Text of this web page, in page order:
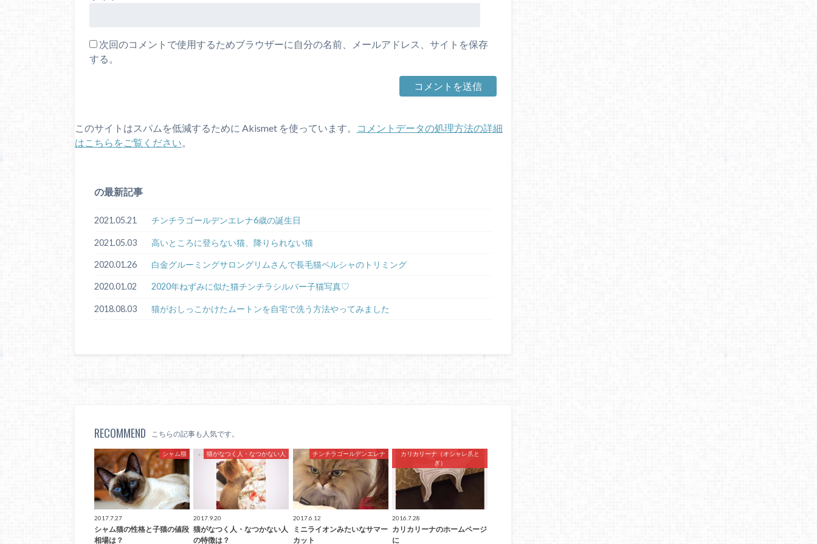
次回のコメントで使用するためブラウザーに自分の名前、メールアドレス、サイトを保存
する。
このサイトはスパムを低減するために Akismet を使っています。
コメントデータの処理方法の詳細
はこちらをご覧ください。
の最新記事
2021.05.21 チンチラゴールデンエレナ6歳の誕生日
2021.05.03 高いところに登らない猫、降りられない猫
2020.01.26 白金グルーミングサロングリムさんで長毛猫ペルシャのトリミング
2020.01.02 2020年ねずみに似た猫チンチラシルバー子猫写真♡
2018.08.03 猫がおしっこかけたムートンを自宅で洗う方法やってみました
RECOMMEND こちらの記事も人気です。
シャム猫
2017.7.27
シャム猫の性格と子猫の値段
相場は？
猫がなつく人・なつかない人
2017.9.20
猫がなつく人・なつかない人
の特徴は？
チンチラゴールデンエレナ
2017.6.12
ミニライオンみたいなサマー
カット
カリカリーナ（オシャレ爪と
ぎ）
2016.7.28
カリカリーナのホームページ
に